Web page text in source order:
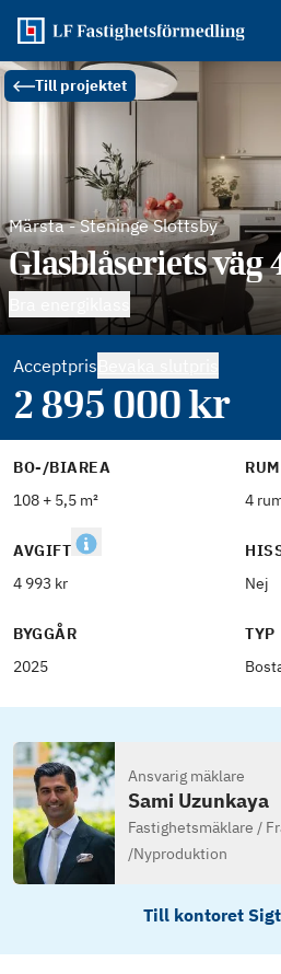
Till projektet
Märsta-Steninge Slottsby
Glasblåseriets väg
Acceptpris
2 895 000kr
BO-/BIAREA
108 + 5,5 m²
RUM
4
AVGIFT
4 993 kr
Nej
BYGGÅR
2025
TYP
Ansvarig mäklare
Sami Uzunkaya
Fastighetsmäklare /
/Nyproduktion
Till kontoret